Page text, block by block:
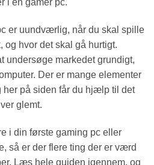
i en gamer pc.
er uundværlig, når du skal spille
hvor det skal gå hurtigt.
undersøge markedet grundigt,
Der er mange elementer
her på siden får du hjælp til det
glemt.
i din første gaming pc eller
så er der flere ting der er værd
Læs hele guiden igennem, og